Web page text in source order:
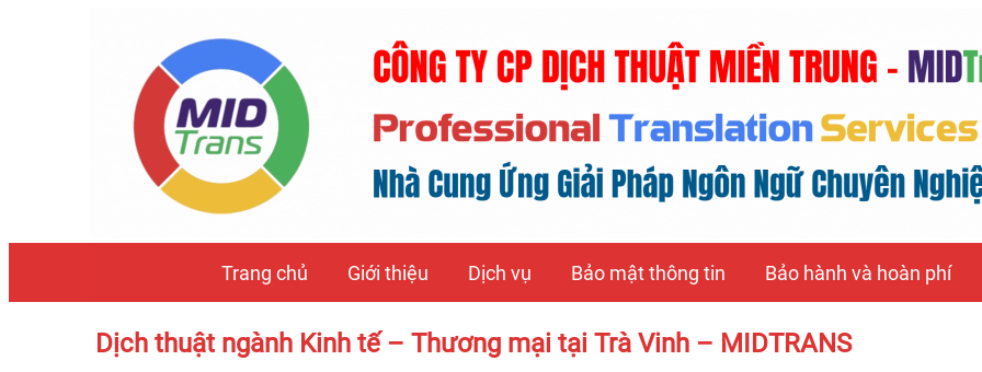
Trang chủ Giới thiệu Dịch vụ Bảo mật thông tin Bảo hành và hoàn phí
Dịch thuật ngành Kinh tế – Thương mại tại Trà Vinh – MIDTRANS